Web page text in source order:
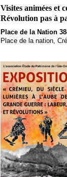
Visites animées et
Révolution pas à
Place de la Nation
Place de la nation,